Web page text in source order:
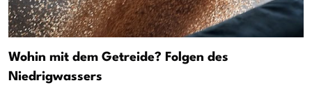
Wohin mit dem Getreide? Folgen des
Niedrigwassers